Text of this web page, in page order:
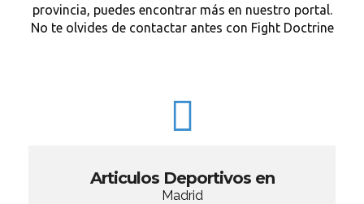
provincia, puedes encontrar más en nuestro portal.
No te olvides de contactar antes con Fight Doctrine
Articulos Deportivos en
Madrid